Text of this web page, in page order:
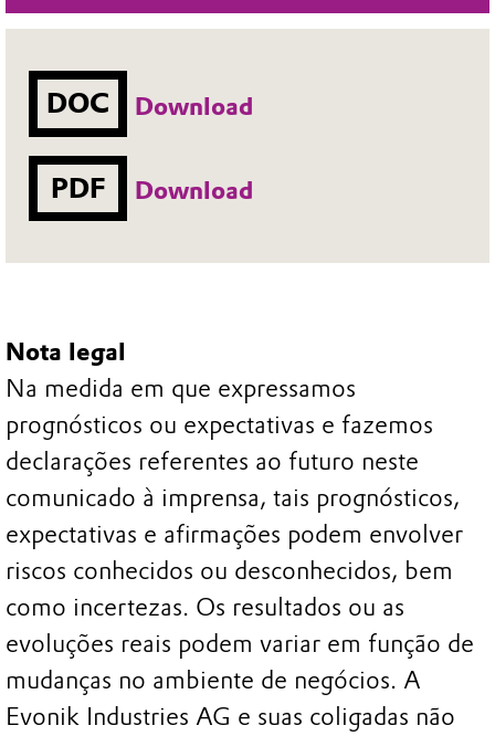
DOC Download
PDF Download
Nota legal
Na medida em que expressamos
prognósticos ou expectativas e fazemos
declarações referentes ao futuro neste
comunicado à imprensa, tais prognósticos,
expectativas e afirmações podem envolver
riscos conhecidos ou desconhecidos, bem
como incertezas. Os resultados ou as
evoluções reais podem variar em função de
mudanças no ambiente de negócios. A
Evonik Industries AG e suas coligadas não